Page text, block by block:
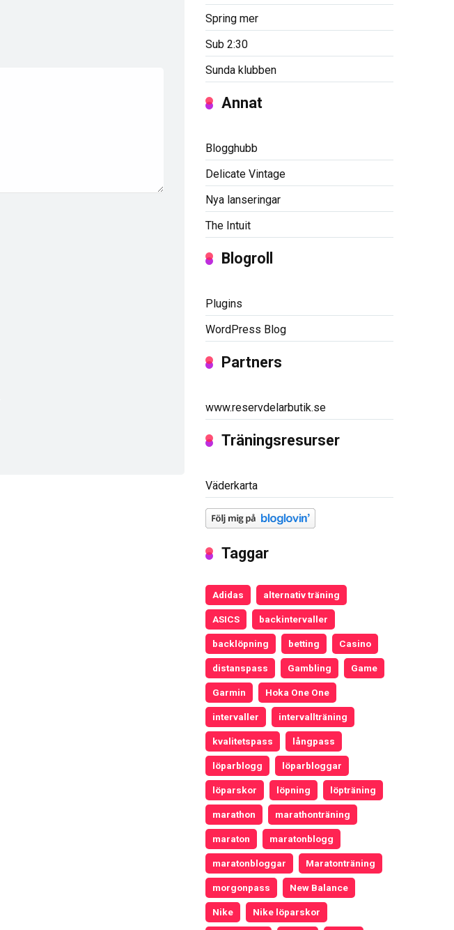
Spring mer
Sub 2:30
Sunda klubben
Annat
Blogghubb
Delicate Vintage
Nya lanseringar
The Intuit
Blogroll
Plugins
WordPress Blog
Partners
www.reservdelarbutik.se
Träningsresurser
Väderkarta
Taggar
Adidas alternativ träning
ASICS backintervaller
backlöpning betting Casino
distanspass Gambling Game
Garmin Hoka One One
intervaller intervallträning
kvalitetspass långpass
löparblogg löparbloggar
löparskor löpning löpträning
marathon marathonträning
maraton maratonblogg
maratonbloggar Maratonträning
morgonpass New Balance
Nike Nike löparskor